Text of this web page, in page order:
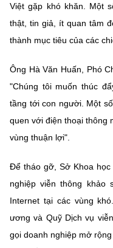
Việt gặp khó khăn. Một
thật, tin giả, ít quan tâm
thành mục tiêu của các
Ông Hà Văn Huấn, Phó
"Chúng tôi muốn thúc
tầng tới con người. Một
quen với điện thoại thông
vùng thuận lợi".
Để tháo gỡ, Sở Khoa học
nghiệp viễn thông khảo
Internet tại các vùng
ương và Quỹ Dịch vụ
gọi doanh nghiệp mở